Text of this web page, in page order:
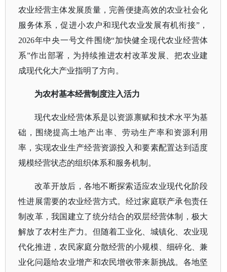
农业经营主体发展质量，完善便捷高效的农业社会化
服务体系，促进小农户和现代农业发展有机衔接”，
2026年中央一号文件围绕“加快健全现代农业经营体
系”作出部署，为持续推进农村改革发展、把农业建
成现代化大产业指明了方向。
为农村基本经营制度注入活力
现代农业经营体系是以资源禀赋和技术水平为基
础，围绕提高土地产出率、劳动生产率和资源利用
率，实现农业生产经营资源投入和要素配置达到适度
规模经营状态的组织体系和服务机制。
改革开放后，各地不断探索适应农业现代化阶段
性进展需要的农业经营方式。经过家庭联产承包责任
制改革，我国建立了统分结合的双层经营体制
，极大
解放了农村生产力。但随着工业化、城镇化、农业现
代化推进，农民家庭分散经营的小规模、细碎化、兼
业化问题给农业增产和农民增收带来新挑战。各地坚